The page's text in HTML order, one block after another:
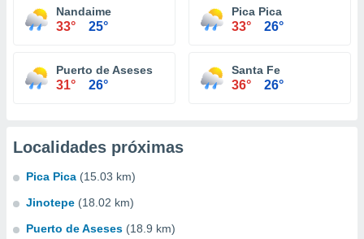
Nandaime
33° 25°
Pica Pica
33° 26°
Puerto de Aseses
31° 26°
Santa Fe
36° 26°
Localidades próximas
Pica Pica (15.03 km)
Jinotepe (18.02 km)
Puerto de Aseses (18.9 km)